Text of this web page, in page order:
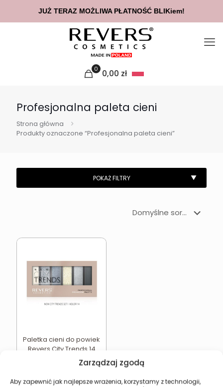
Zarządzaj zgodą
Aby zapewnić jak najlepsze wrażenia, korzystamy z technologii,
0 0,00 zł
Profesjonalna paleta cieni
Strona główna
Produkty oznaczone “Profesjonalna paleta cieni”
Paletka cieni do powiek
Revers City Trends 14
Dodaj do koszyka
JUŻ TERAZ MOŻLIWA PŁATNOŚĆ BLIKiem!